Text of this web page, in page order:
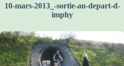
10-mars-2013_-sortie-au-depart-d-
imphy